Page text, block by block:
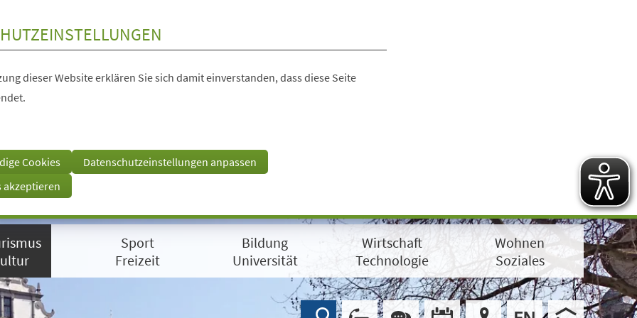
dieser Website erklären Sie sich damit einverstanden, dass diese Seite
Cookies
Datenschutzeinstellungen anpassen
akzeptieren
Sport
Freizeit
Bildung
Universität
Wirtschaft
Technologie
Wohnen
Soziales